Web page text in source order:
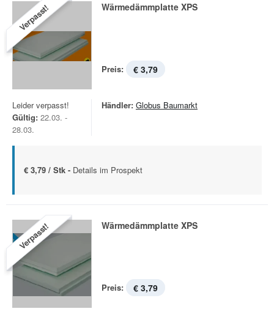
Verpasst! Wärmedämmplatte XPS
Preis: € 3,79
Leider verpasst!
Gültig: 22.03. -
28.03.
Händler: Globus Baumarkt
€ 3,79 / Stk - Details im Prospekt
Verpasst! Wärmedämmplatte XPS
Preis: € 3,79